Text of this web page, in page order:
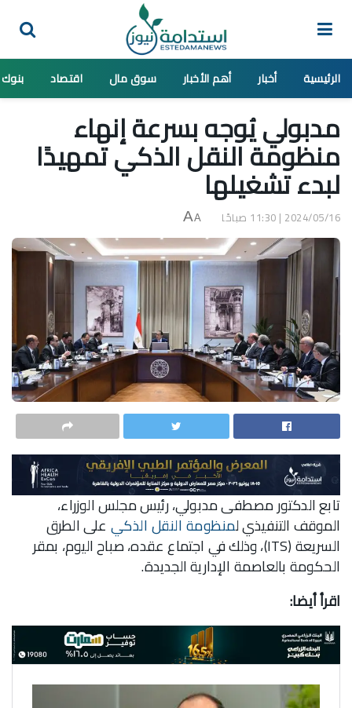
الرئيسية أخبار أهم الأخبار سوق مال اقتصاد بنوك
مدبولي يُوجه بسرعة إنهاء
منظومة النقل الذكي تمهيدًا
لبدء تشغيلها
2024/05/16 | 11:30 صباحًا A
A
تابع الدكتور مصطفى مدبولي، رئيس مجلس الوزراء،
الموقف التنفيذي لمنظومة النقل الذكي على الطرق
السريعة (ITS)، وذلك في اجتماع عقده، صباح اليوم، بمقر
الحكومة بالعاصمة الإدارية الجديدة.
اقرأ أيضا: